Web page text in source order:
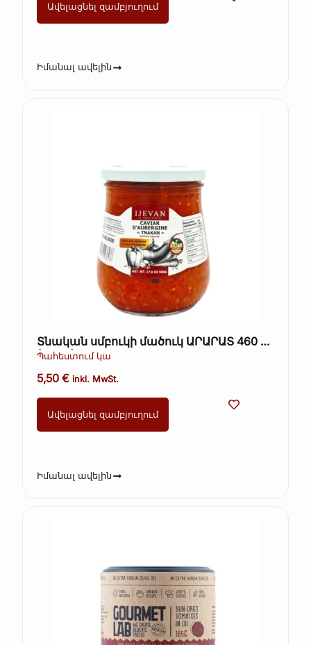
Ավելացնել զամբյուղում
Իմանալ ավելին
Տնական սմբուկի մածուկ ԱՐԱՐԱՏ 460 գ
(Kopie)
Պահեստում կա
5,50€ inkl. MwSt.
Ավելացնել զամբյուղում
Իմանալ ավելին